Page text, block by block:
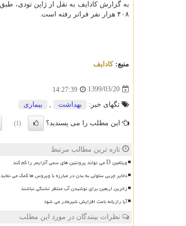
۴۰۸ هزار نفر فراتر رفته است.
منبع:كادایف
1399/03/20
14:27:39
تگهای خبر: بهداشت , بیماری
این مطلب را می پسندید؟ (1)
تازه ترین مطالب مرتبط
ویتامین D می تواند پروتئین های سمی آلزایمر را کم کند
ذخایر چربی سلولی به بدن در مبارزه با ویروس ها کمک می نماید
زائرین اربعین برای نوشیدن آب منتظر تشنگی نباشند
آیا رازیانه باعث افزایش شیرمادر می شود
نظرات بینندگان در مورد این مطلب